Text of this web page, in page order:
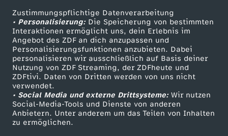
Zustimmungspflichtige Datenverarbeitung
• Personalisierung:Die Speicherung von bestimmten
Interaktionen ermöglicht uns, dein Erlebnis im
Angebot des ZDF an dich anzupassen und
Personalisierungsfunktionen anzubieten. Dabei
personalisieren wir ausschließlich auf Basis deiner
Nutzung von ZDF Streaming, der ZDFheute und
ZDFtivi. Daten von Dritten werden von uns nicht
verwendet.
• Social Media und externe Drittsysteme:Wir nutzen
Social-Media-Tools und Dienste von anderen
Anbietern. Unter anderem um das Teilen von Inhalten
zu ermöglichen.
t
r
e
c
h
Livestreams
Sendungen A-Z
TV-Programm
Zuschauerservice
Hilfe
ZDF Unternehmen
Karriere